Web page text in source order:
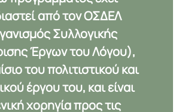
από τονΟΣΔΕΛ
Συλλογικής
Έργων του Λόγου),
του πολιτιστικού και
έργου του, και είναι
χορηγία προς τις